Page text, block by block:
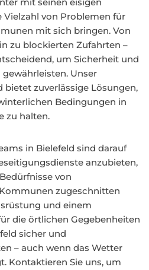
Vielzahl von Problemen für
mit sich bringen. Von
zu blockierten Zufahrten –
um Sicherheit und
Unser
zuverlässige Lösungen,
Bedingungen in
zu halten.
in Bielefeld sind darauf
anzubieten,
von
zugeschnitten
und einem
die örtlichen Gegebenheiten
sicher und
– auch wenn das Wetter
Kontaktieren Sie uns, um